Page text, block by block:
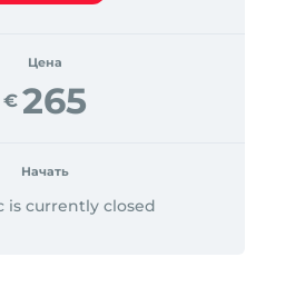
Цена
€ 265
Начать
is currently closed